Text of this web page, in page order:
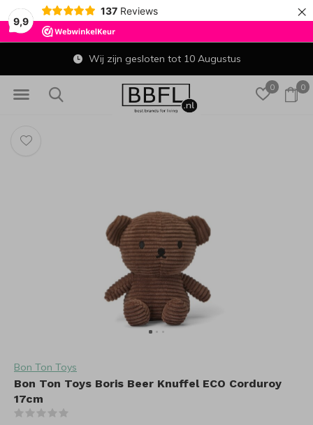
9,9
137 Reviews ×
0 0
Wij zijn gesloten tot 10 Augustus
Bon Ton Toys
Bon Ton Toys Boris Beer Knuffel ECO Corduroy
17cm